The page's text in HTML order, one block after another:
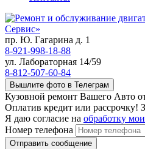
пр. Ю. Гагарина д. 1
8-921-998-18-88
ул. Лабораторная 14/59
8-812-507-60-84
Вышлите фото в Телеграм
Кузовной ремонт Вашего Авто
Оплатив кредит или рассрочку!
Я даю согласие на обработку
Номер телефона